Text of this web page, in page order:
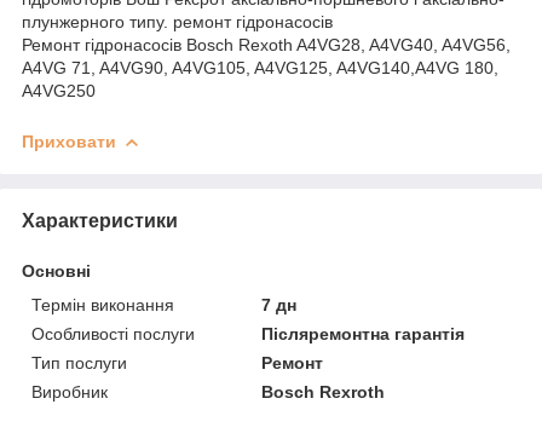
плунжерного типу. ремонт гідронасосів
Ремонт гідронасосів Bosch Rexoth A4VG28, A4VG40, A4VG56,
A4VG 71, A4VG90, A4VG105, A4VG125, A4VG140,A4VG 180,
A4VG250
Приховати
Характеристики
Основні
Термін виконання
7 дн
Особливості послуги
Післяремонтна гарантія
Тип послуги
Ремонт
Виробник
Bosch Rexroth